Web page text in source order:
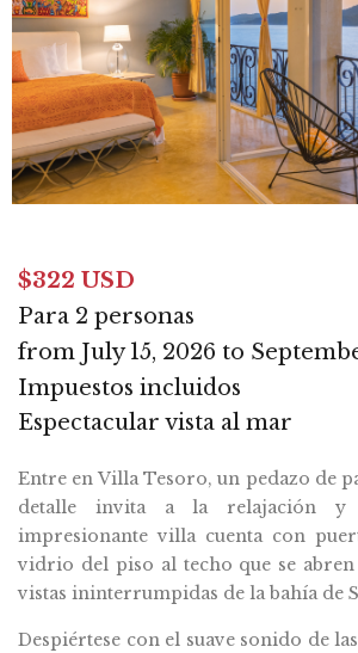
$322 USD
Para 2 personas
from July 15, 2026 to
Impuestos incluidos
Espectacular vista al mar
Entre en Villa Tesoro, un pedazo de
detalle invita a la relajación y
impresionante villa cuenta con
vidrio del piso al techo que se
vistas ininterrumpidas de la bahía de
Despiértese con el suave sonido de